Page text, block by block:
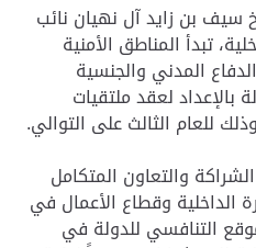
سيف بن زايد آل نهيان نائب
تبدأ المناطق الأمنية
المدني والجنسية
بالإعداد لعقد ملتقيات
والتعاون المتكامل
الداخلية وقطاع الأعمال في
التنافسي للدولة في